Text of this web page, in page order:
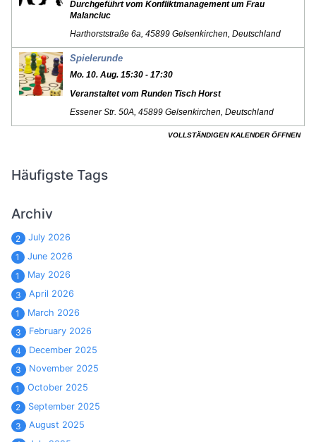
Häufigste Tags
Archiv
2
July 2026
1
June 2026
1
May 2026
3
April 2026
1
March 2026
3
February 2026
4
December 2025
3
November 2025
1
October 2025
2
September 2025
3
August 2025